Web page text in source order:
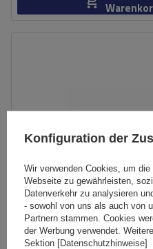
Konfiguration der
Wir verwenden Cookies, um
Webseite zu gewährleisten,
Datenverkehr zu analysieren
- sowohl von uns als auch von
Partnern stammen. Cookies
der Werbung verwendet.
Sektion [Datenschutzhinweise]